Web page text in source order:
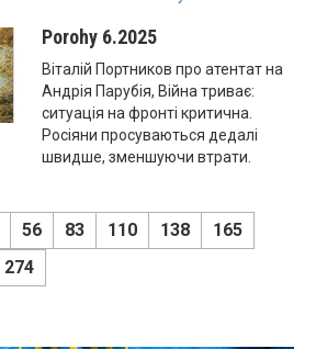
Porohy 6.2025
Віталій Портников про атентат на
Андрія Парубія, Війна триває:
ситуація на фронті критична.
Росіяни просуваються дедалі
швидше, зменшуючи втрати.
56 83 110 138
165
274